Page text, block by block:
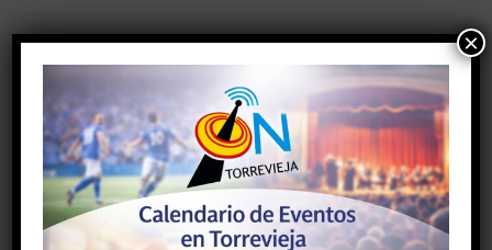
Artículo anterior
CELEBRARÁ EL 67º
CERTAMEN
INTERNACIONAL DE
HABANERAS Y POLIFONÍA,
SIN FASE COMPETITIVA
Artículo siguiente
Instantáneas únicas las que
ofrece Torrevieja y que nos
regala Vicente Antonio
×